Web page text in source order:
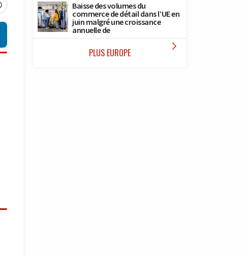
Baisse des volumes du
commerce de détail dans l’UE en
juin malgré une croissance
annuelle de
PLUS EUROPE 